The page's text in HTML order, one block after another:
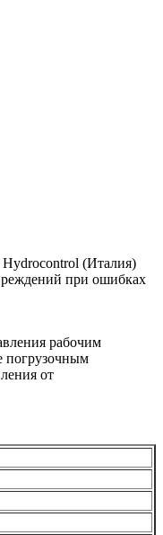
(Италия)
при ошибках
рабочим
погрузочным
от